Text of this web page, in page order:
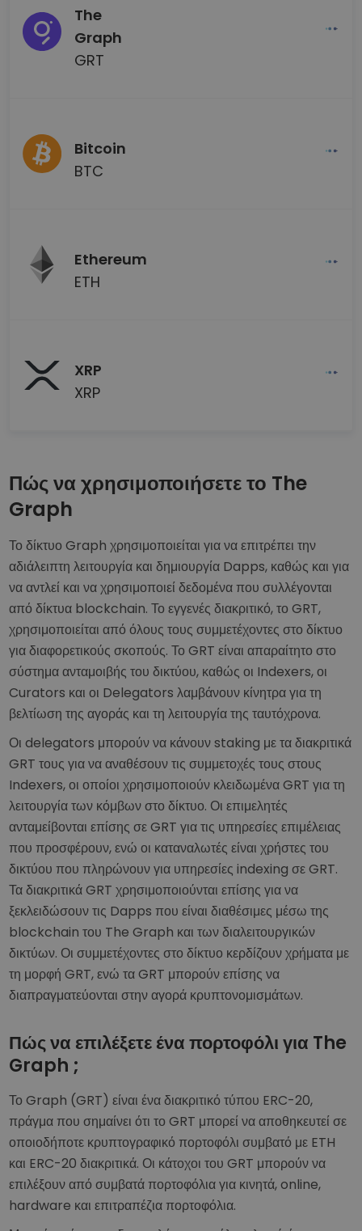
The
Graph
GRT
Bitcoin
BTC
Ethereum
ETH
XRP
XRP
Πώς να χρησιμοποιήσετε το The
Graph
Το δίκτυο Graph χρησιμοποιείται για να επιτρέπει την
αδιάλειπτη λειτουργία και δημιουργία Dapps, καθώς και για
να αντλεί και να χρησιμοποιεί δεδομένα που συλλέγονται
από δίκτυα blockchain. Το εγγενές διακριτικό, το GRT,
χρησιμοποιείται από όλους τους συμμετέχοντες στο δίκτυο
για διαφορετικούς σκοπούς. Το GRT είναι απαραίτητο στο
σύστημα ανταμοιβής του δικτύου, καθώς οι Indexers, οι
Curators και οι Delegators λαμβάνουν κίνητρα για τη
βελτίωση της αγοράς και τη λειτουργία της ταυτόχρονα.
Οι delegators μπορούν να κάνουν staking με τα διακριτικά
GRT τους για να αναθέσουν τις συμμετοχές τους στους
Indexers, οι οποίοι χρησιμοποιούν κλειδωμένα GRT για τη
λειτουργία των κόμβων στο δίκτυο. Οι επιμελητές
ανταμείβονται επίσης σε GRT για τις υπηρεσίες επιμέλειας
που προσφέρουν, ενώ οι καταναλωτές είναι χρήστες του
δικτύου που πληρώνουν για υπηρεσίες indexing σε GRT.
Τα διακριτικά GRT χρησιμοποιούνται επίσης για να
ξεκλειδώσουν τις Dapps που είναι διαθέσιμες μέσω της
blockchain του The Graph και των διαλειτουργικών
δικτύων. Οι συμμετέχοντες στο δίκτυο κερδίζουν χρήματα με
τη μορφή GRT, ενώ τα GRT μπορούν επίσης να
διαπραγματεύονται στην αγορά κρυπτονομισμάτων.
Πώς να επιλέξετε ένα πορτοφόλι για The
Graph ;
Το Graph (GRT) είναι ένα διακριτικό τύπου ERC-20,
πράγμα που σημαίνει ότι το GRT μπορεί να αποθηκευτεί σε
οποιοδήποτε κρυπτογραφικό πορτοφόλι συμβατό με ETH
και ERC-20 διακριτικά. Οι κάτοχοι του GRT μπορούν να
επιλέξουν από συμβατά πορτοφόλια για κινητά, online,
hardware και επιτραπέζια πορτοφόλια.